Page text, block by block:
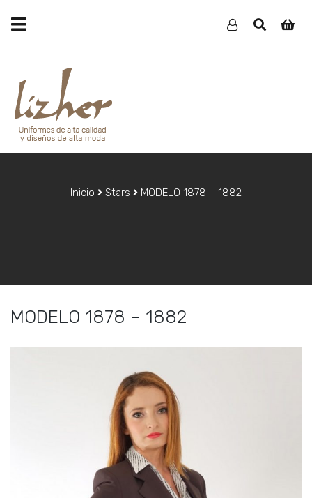
Inicio Stars MODELO 1878 – 1882
MODELO 1878 – 1882